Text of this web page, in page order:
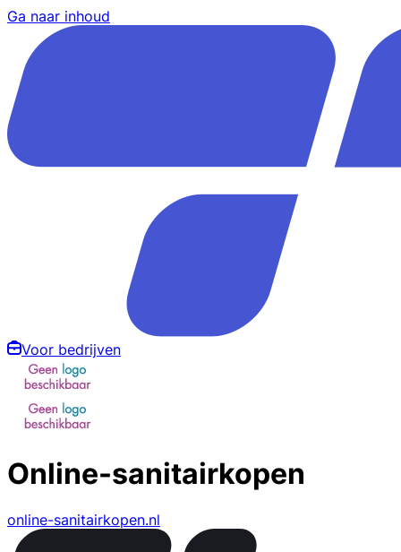
Ga naar inhoud
Voor bedrijven
Online-sanitairkopen
online-sanitairkopen.nl